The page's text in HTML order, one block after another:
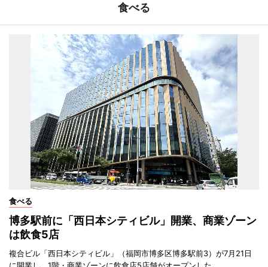
食べる
食べる
博多駅前に「西日本シティビル」開業、商業ゾーン
は飲食5店
複合ビル「西日本シティビル」（福岡市博多区博多駅前3）が7月21日
に開業し、1階・商業ゾーンに飲食店5店舗がオープンした。